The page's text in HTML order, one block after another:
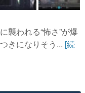
襲われる“怖さ”が爆
きになりそう... [続